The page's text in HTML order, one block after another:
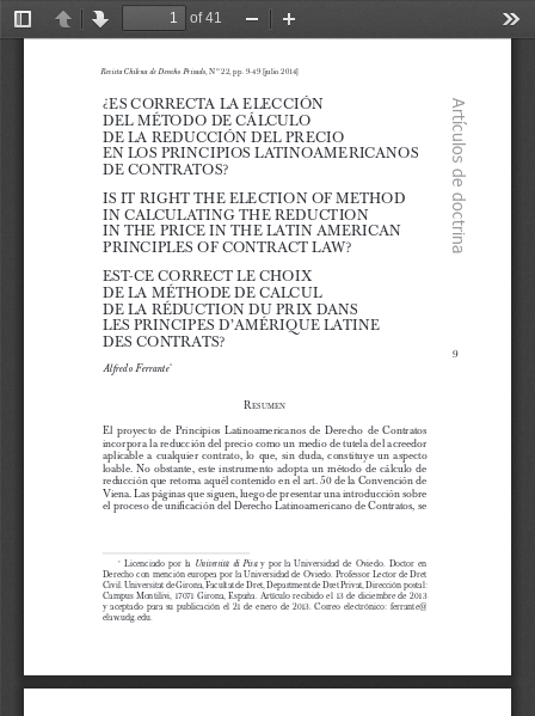
TogglePreviousNext
of 41
Zoom
Artículos de doctrina
9
Julio 2014 ¿Es corr Ecta la E l Ección dEl método
Revista Chilena de Derecho Privado , Nº 22, pp. 9-49 [julio 2014]
¿ES CORRECTA LA ELECCIÓN
DEL MÉTODO DE CÁLCULO
DE LA REDUCCIÓN DEL PRECIO
EN LOS PRINCIPIOS LATINOAMERICANOS
DE CONTRATOS?
IS IT RIGHT THE ELECTION OF METHOD
IN CALCULATING THE REDUCTION
IN THE PRICE IN THE LATIN AMERICAN
PRINCIPLES OF CONTRACT LAW?
EST-CE CORRECT LE CHOIX
DE LA MÉTHODE DE CALCUL
DE LA RÉDUCTION DU PRIX DANS
LES PRINCIPES D’AMÉRIQUE LATINE
DES CONTRATS?
Alfredo Ferrante*
r ESumEn
El proyecto de Principios Latinoamericanos de Derecho de Contratos
incorpora la reducción del precio como un medio de tutela del acreedor
aplicable a cualquier contrato, lo que, sin duda, constituye un aspecto
loable. No obstante, este instrumento adopta un método de cálculo de
reducción que retoma aquél contenido en el art. 50 de la Convención de
Viena. Las páginas que siguen, luego de presentar una introducción sobre
el proceso de unificación del Derecho Latinoamericano de Contratos, se
* Licenciado por la Università di Pisa y por la Universidad de Oviedo. Doctor en
Derecho con mención europea por la Universidad de Oviedo. Professor Lector de Dret
Civil. Universitat de Girona, Facultat de Dret, Department de Dret Privat, Dirección postal:
Campus Montilivi, 17071 Girona, España. Artículo recibido el 13 de diciembre de 2013
y aceptado para su publicación el 21 de enero de 2013. Correo electrónico: ferrante@
elaw.udg.edu